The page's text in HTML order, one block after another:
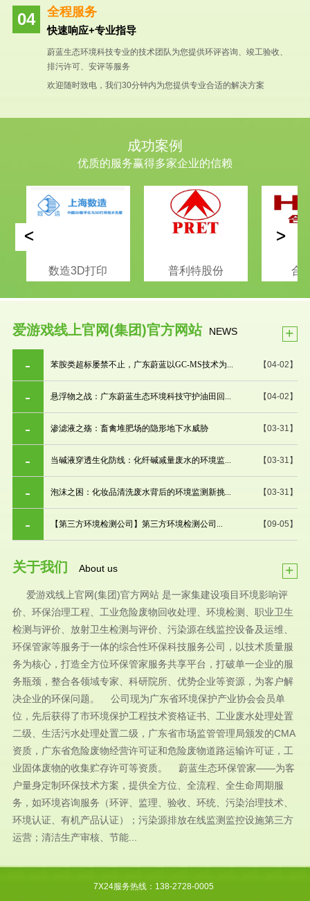
全程服务
快速响应+专业指导
蔚蓝生态环境科技专业的技术团队为您提供环评咨询、竣工验收、
排污许可、安评等服务
欢迎随时致电，我们30分钟内为您提供专业合适的解决方案
成功案例
优质的服务赢得多家企业的信赖
数造3D打印 普利特股份 合
< >
爱游戏线上官网(集团)官方网站 NEWS +
【04-02】
苯胺类超标屡禁不止，广东蔚蓝以GC-MS技术为...
【04-02】
悬浮物之战：广东蔚蓝生态环境科技守护油田回...
【03-31】
渗滤液之殇：畜禽堆肥场的隐形地下水威胁
【03-31】
当碱液穿透生化防线：化纤碱减量废水的环境监...
【03-31】
泡沫之困：化妆品清洗废水背后的环境监测新挑...
【09-05】
【第三方环境检测公司】第三方环境检测公司...
关于我们 About us +
爱游戏线上官网(集团)官方网站 是一家集建设项目环境影响评
价、环保治理工程、工业危险废物回收处理、环境检测、职业卫生
检测与评价、放射卫生检测与评价、污染源在线监控设备及运维、
环保管家等服务于一体的综合性环保科技服务公司，以技术质量服
务为核心，打造全方位环保管家服务共享平台，打破单一企业的服
务瓶颈，整合各领域专家、科研院所、优势企业等资源，为客户解
决企业的环保问题。 公司现为广东省环境保护产业协会会员单
位，先后获得了市环境保护工程技术资格证书、工业废水处理处置
二级、生活污水处理处置二级，广东省市场监管管理局颁发的CMA
资质，广东省危险废物经营许可证和危险废物道路运输许可证，工
业固体废物的收集贮存许可等资质。 蔚蓝生态环保管家——为客
户量身定制环保技术方案，提供全方位、全流程、全生命周期服
务，如环境咨询服务（环评、监理、验收、环统、污染治理技术、
环境认证、有机产品认证）；污染源排放在线监测监控设施第三方
运营；清洁生产审核、节能...
7X24服务热线：138-2728-0005